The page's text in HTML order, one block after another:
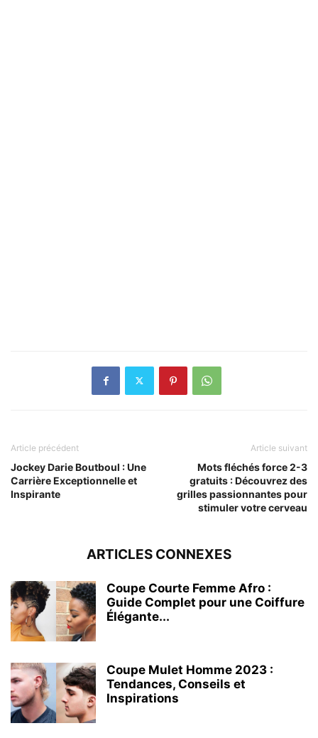
Article précédent
Jockey Darie Boutboul : Une
Carrière Exceptionnelle et
Inspirante
Article suivant
Mots fléchés force 2-3
gratuits : Découvrez des
grilles passionnantes pour
stimuler votre cerveau
ARTICLES CONNEXES
Coupe Courte Femme Afro :
Guide Complet pour une Coiffure
Élégante...
Coupe Mulet Homme 2023 :
Tendances, Conseils et
Inspirations